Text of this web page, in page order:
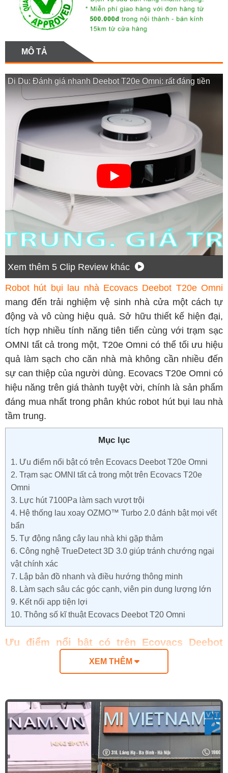
MÔ TẢ
Di Du: Đánh giá nhanh Deebot T20e Omni: rất đáng tiền
Xem thêm 5 Clip Review khác
Robot hút bụi lau nhà Ecovacs Deebot T20e Omni
mang đến trải nghiệm vệ sinh nhà cửa một cách tự
động và vô cùng hiệu quả. Sở hữu thiết kế hiện đại,
tích hợp nhiều tính năng tiên tiến cùng với trạm sạc
OMNI tất cả trong một, T20e Omni có thể tối ưu hiệu
quả làm sạch cho căn nhà mà không cần nhiều đến
sự can thiệp của người dùng. Ecovacs T20e Omni có
hiệu năng trên giá thành tuyệt vời, chính là sản phẩm
đáng mua nhất trong phân khúc robot hút bụi lau nhà
tầm trung.
Mục lục
1. Ưu điểm nổi bật có trên Ecovacs Deebot T20e Omni
2. Trạm sạc OMNI tất cả trong một trên Ecovacs T20e
Omni
3. Lực hút 7100Pa làm sạch vượt trội
4. Hệ thống lau xoay OZMO™ Turbo 2.0 đánh bật mọi vết
bẩn
5. Tự động nâng cây lau nhà khi gặp thảm
6. Công nghệ TrueDetect 3D 3.0 giúp tránh chướng ngại
vật chính xác
7. Lập bản đồ nhanh và điều hướng thông minh
8. Làm sạch sâu các góc cạnh, viên pin dung lượng lớn
9. Kết nối app tiện lợi
10. Thông số kĩ thuật Ecovacs Deebot T20 Omni
Ưu điểm nổi bật có trên Ecovacs Deebot
Lực hút cực mạnh lên tới 7100Pa mang tới khả
năng làm sạch vượt trội
Hệ thống lau xoay OZMO™ Turbo 2.0 giúp đánh
bật mọi vết bẩn
Khả năng tự động nâng cụm khăn lau nhà thông
XEM THÊM